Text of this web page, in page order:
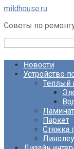
Перейти
контенту
mildhouse.ru
Советы по
Новости
Устройство
Теплый
Ламинат
Паркет
Стяжка